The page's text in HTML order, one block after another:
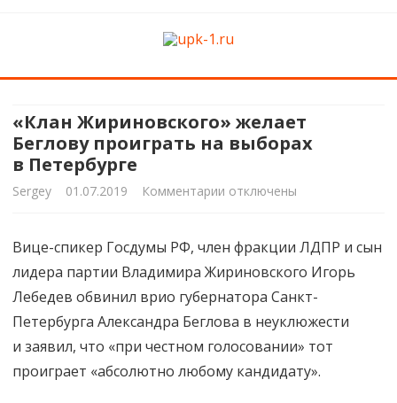
Skip
«Клан Жириновского» желает
Беглову проиграть на выборах
в Петербурге
Sergey 01.07.2019 Комментарии к
«Клан
Жириновского»
Беглову
проиграть
отключены
Вице-спикер Госдумы РФ, член фракции ЛДПР и сын
лидера партии Владимира Жириновского Игорь
Лебедев обвинил врио губернатора Санкт-
Петербурга Александра Беглова в неуклюжести
и заявил, что «при честном голосовании» тот
проиграет «абсолютно любому кандидату».